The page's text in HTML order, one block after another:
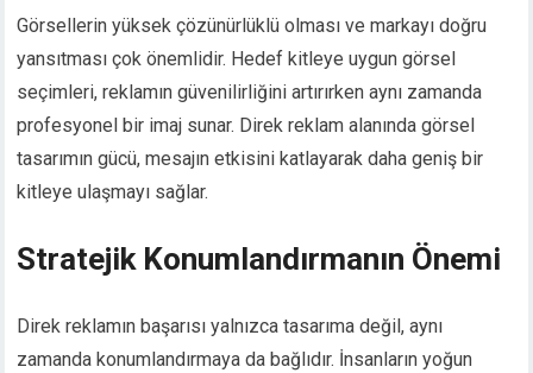
Görsellerin yüksek çözünürlüklü olması ve markayı doğru
yansıtması çok önemlidir. Hedef kitleye uygun görsel
seçimleri, reklamın güvenilirliğini artırırken aynı zamanda
profesyonel bir imaj sunar. Direk reklam alanında görsel
tasarımın gücü, mesajın etkisini katlayarak daha geniş bir
kitleye ulaşmayı sağlar.
Stratejik Konumlandırmanın Önemi
Direk reklamın başarısı yalnızca tasarıma değil, aynı
zamanda konumlandırmaya da bağlıdır. İnsanların yoğun